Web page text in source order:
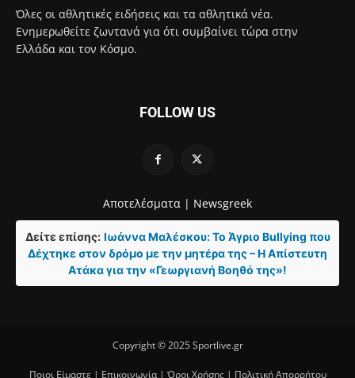
Όλες οι αθλητικές ειδήσεις και τα αθλητικά νέα.
Ενημερωθείτε ζωντανά για ότι συμβαίνει τώρα στην
Ελλάδα και τον Κόσμο.
FOLLOW US
Αποτελέσματα | Newsgreek
Δείτε επίσης: Ιωάννα Μαλέσκου: Το Άγριο Bullying που
Δέχτηκε στον δρόμο με την μητέρα της – Η Απίστευτη
Ατάκα για την «Γεωργιανή Βοηθό της»!
Copyright © 2025 Sportlive.gr
Ποιοι Είμαστε| Επικοινωνία| Όροι Χρήσης| Πολιτική Απορρήτου